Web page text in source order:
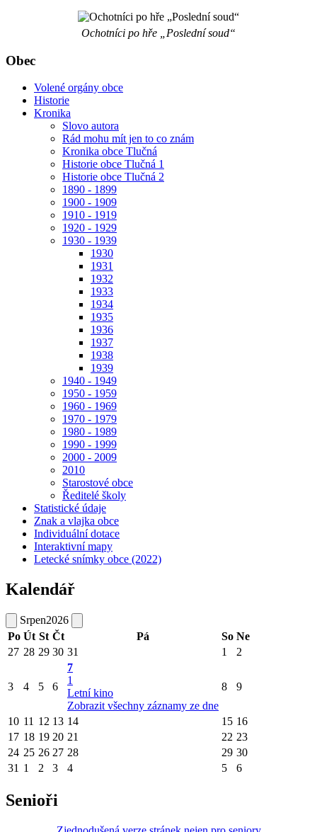
Ochotníci po hře „Poslední soud“
Obec
Volené orgány obce
Historie
Kronika
Slovo autora
Rád mohu mít jen to co znám
Kronika obce Tlučná
Historie obce Tlučná 1
Historie obce Tlučná 2
1890 - 1899
1900 - 1909
1910 - 1919
1920 - 1929
1930 - 1939
1930
1931
1932
1933
1934
1935
1936
1937
1938
1939
1940 - 1949
1950 - 1959
1960 - 1969
1970 - 1979
1980 - 1989
1990 - 1999
2000 - 2009
2010
Starostové obce
Ředitelé školy
Statistické údaje
Znak a vlajka obce
Individuální dotace
Interaktivní mapy
Letecké snímky obce (2022)
Kalendář
Srpen2026
Po Út St Čt Pá So Ne
27 28 29 30 31 1 2
3 4 5 6
7
1
Letní kino
Zobrazit všechny záznamy ze dne
8 9
10 11 12 13 14 15 16
17 18 19 20 21 22 23
24 25 26 27 28 29 30
31 1 2 3 4 5 6
Senioři